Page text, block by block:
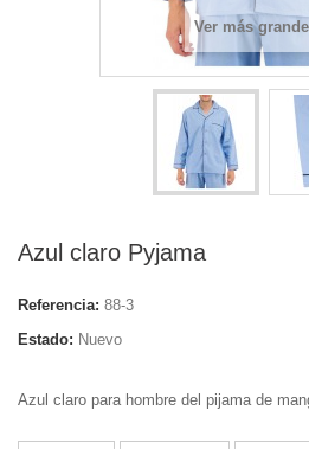
Ver más grande
Azul claro Pyjama
Referencia: 88-3
Estado: Nuevo
Azul claro para hombre del pijama de